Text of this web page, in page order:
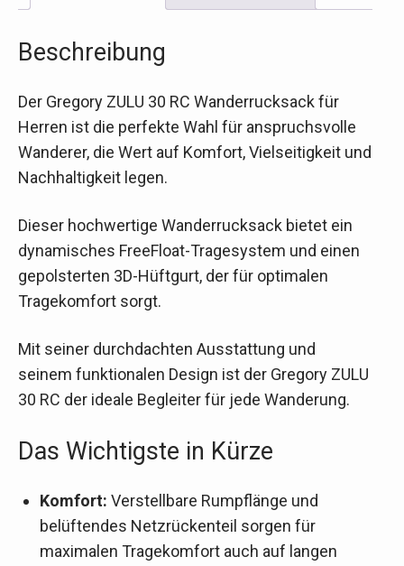
Beschreibung
Der Gregory ZULU 30 RC Wanderrucksack für
Herren ist die perfekte Wahl für anspruchsvolle
Wanderer, die Wert auf Komfort, Vielseitigkeit und
Nachhaltigkeit legen.
Dieser hochwertige Wanderrucksack bietet ein
dynamisches FreeFloat-Tragesystem und einen
gepolsterten 3D-Hüftgurt, der für optimalen
Tragekomfort sorgt.
Mit seiner durchdachten Ausstattung und
seinem funktionalen Design ist der Gregory ZULU
30 RC der ideale Begleiter für jede Wanderung.
Das Wichtigste in Kürze
Komfort: Verstellbare Rumpflänge und
belüftendes Netzrückenteil sorgen für
maximalen Tragekomfort auch auf langen